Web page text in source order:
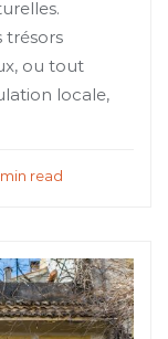
trésors
ou tout
locale,
read